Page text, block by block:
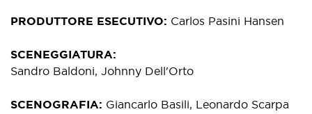
PRODUTTORE ESECUTIVO Carlos Pasini Hansen
SCENEGGIATURA
Sandro Baldoni, Johnny Dell'Orto
SCENOGRAFIA Giancarlo Basili, Leonardo Scarpa